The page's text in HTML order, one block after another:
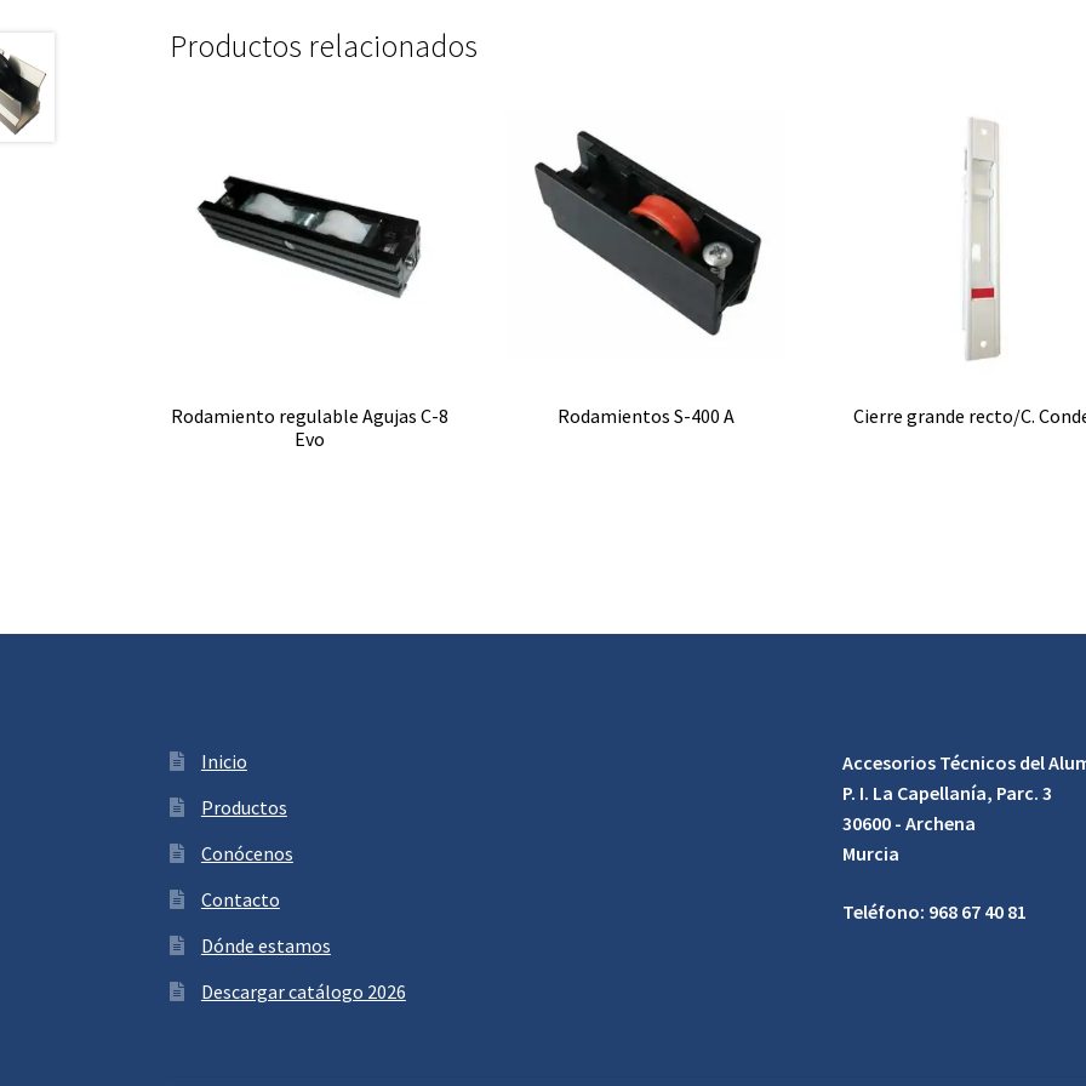
Productos relacionados
Rodamiento regulable Agujas C-8
Evo
Rodamientos S-400 A Cierre grande recto/C.
Inicio
Productos
Conócenos
Contacto
Dónde estamos
Descargar catálogo 2026
Accesorios Técnicos del
P. I. La Capellanía, Parc. 3
30600 - Archena
Murcia
Teléfono: 968 67 40 81